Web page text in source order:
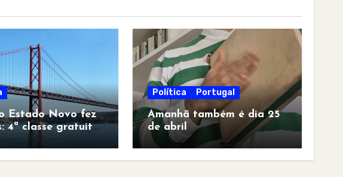
Estado Novo fez
4ª classe gratuita
Política Portugal
Amanhã também é dia 25
de abril